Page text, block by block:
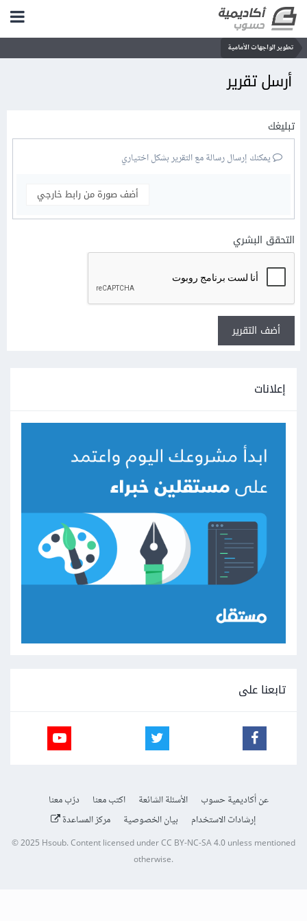
تطوير الواجهات الأمامية
أرسل تقرير
تبليغك
يمكنك إرسال رسالة مع التقرير بشكل اختياري
أضف صورة من رابط خارجي
التحقق البشري
أضف التقرير
إعلانات
تابعنا على
عن أكاديمية حسوب الأسئلة الشائعة اكتب معنا
درّب معنا
إرشادات الاستخدام
بيان الخصوصية مركز المساعدة
© 2025 Hsoub.Content licensed underCC BY-NC-SA 4.0unless mentioned
otherwise.